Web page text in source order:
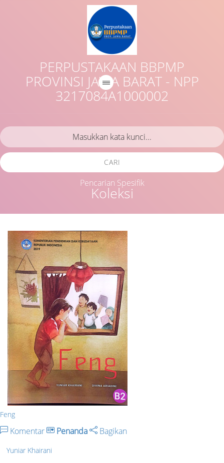
PERPUSTAKAAN BBPMP
PROVINSI JAWA BARAT - NPP
3217084A1000002
Koleksi
CARI
Pencarian Spesifik
Feng
Komentar Penanda Bagikan
Yuniar Khairani